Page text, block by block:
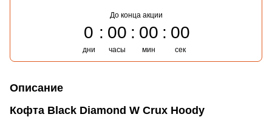
До конца акции
0
дни
00
часы
00
мин
00
сек
Описание
Кофта Black Diamond W Crux Hoody